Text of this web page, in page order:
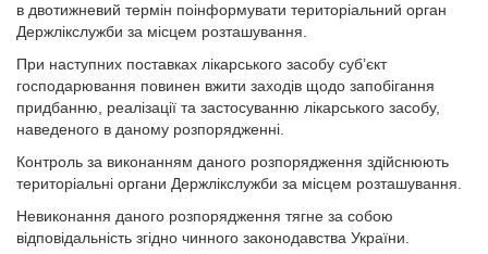
в двотижневий термін поінформувати територіальний орган
Держлікслужби за місцем розташування.
При наступних поставках лікарського засобу суб’єкт
господарювання повинен вжити заходів щодо запобігання
придбанню, реалізації та застосуванню лікарського засобу,
наведеного в даному розпорядженні.
Контроль за виконанням даного розпорядження здійснюють
територіальні органи Держлікслужби за місцем розташування.
Невиконання даного розпорядження тягне за собою
відповідальність згідно чинного законодавства України.